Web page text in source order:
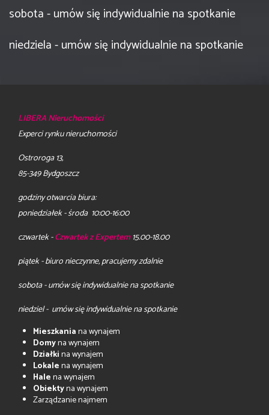
sobota - umów się indywidualnie na spotkanie
niedziela - umów się indywidualnie na spotkanie
LIBERA Nieruchomości
Experci rynku nieruchomości
Ostroroga 13,
85-349 Bydgoszcz
godziny otwarcia biura:
poniedziałek - środa 10:00-16:00
czwartek -Czwartek z Expertem15.00-18.00
piątek - biuro nieczynne, pracujemy zdalnie
sobota - umów się indywidualnie na spotkanie
niedziel - umów się indywidualnie na spotkanie
Mieszkaniana wynajem
Domyna wynajem
Działkina wynajem
Lokalena wynajem
Halena wynajem
Obiektyna wynajem
Zarządzanie najmem